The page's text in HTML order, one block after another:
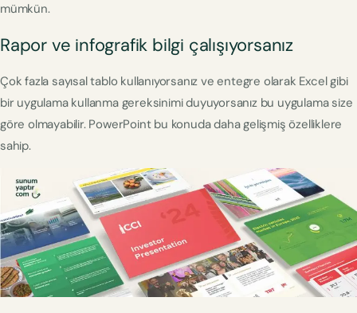
mümkün.
Rapor ve infografik bilgi çalışıyorsanız
Çok fazla sayısal tablo kullanıyorsanız ve entegre olarak Excel gibi
bir uygulama kullanma gereksinimi duyuyorsanız bu uygulama size
göre olmayabilir. PowerPoint bu konuda daha gelişmiş özelliklere
sahip.